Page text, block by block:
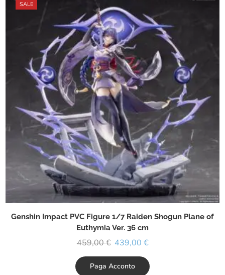
SALE
Genshin Impact PVC Figure 1/7 Raiden Shogun Plane of
Euthymia Ver. 36 cm
459,00€ 439,00 €
Paga Acconto